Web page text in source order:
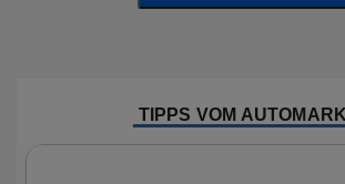
TIPPS VOM